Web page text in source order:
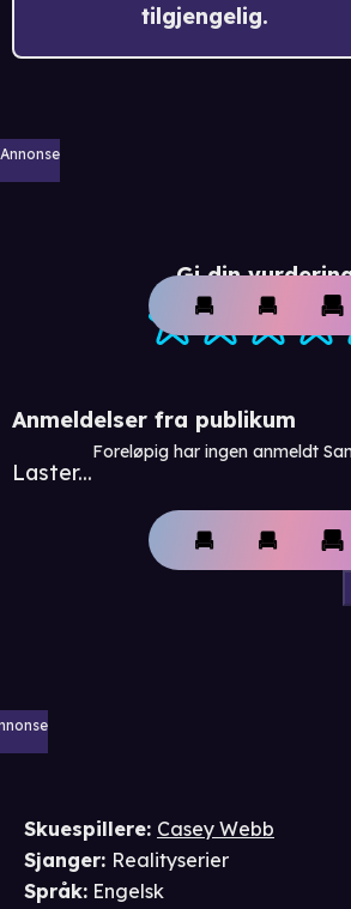
tilgjengelig.
Annonse
Gi din
Anmeldelser fra publikum
Laster...
Foreløpig har ingen anmeldt
Skuespillere: Casey Webb
Sjanger: Realityserier
Språk: Engelsk